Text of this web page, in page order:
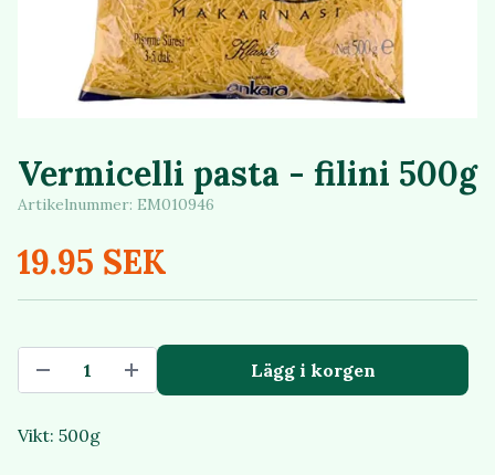
Vermicelli pasta - filini 500g
Artikelnummer: EM010946
19.95 SEK
Lägg i korgen
Vikt: 500g